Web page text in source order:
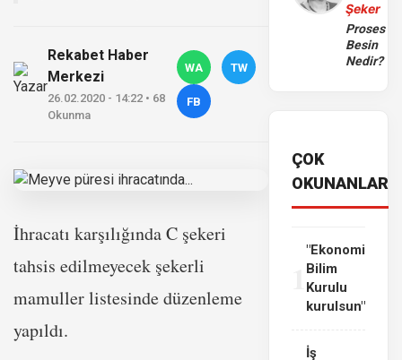
Rekabet Haber
Merkezi
26.02.2020 - 14:22 • 68
Okunma
WA TW
FB
İhracatı karşılığında C şekeri
tahsis edilmeyecek şekerli
mamuller listesinde düzenleme
yapıldı.
Şeker
Proses
Besin
Nedir?
ÇOK
OKUNANLAR
"Ekonomi
Bilim
Kurulu
kurulsun"
İş